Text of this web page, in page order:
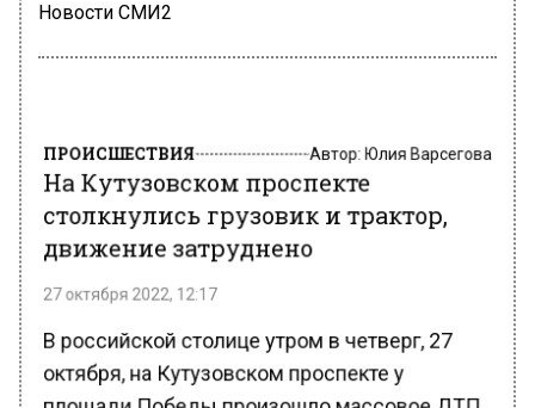
Новости СМИ2
На Кутузовском проспекте
столкнулись грузовик и трактор,
движение затруднено
В российской столице утром в четверг, 27
октября, на Кутузовском проспекте у
площади Победы произошло массовое ДТП.